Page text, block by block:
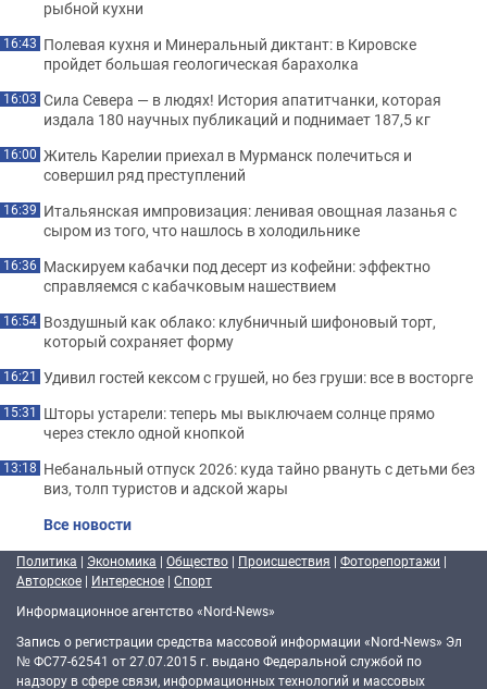
рыбной кухни
16:43 Полевая кухня и Минеральный диктант: в Кировске
пройдет большая геологическая барахолка
16:03 Сила Севера — в людях! История апатитчанки, которая
издала 180 научных публикаций и поднимает 187,5 кг
16:00 Житель Карелии приехал в Мурманск полечиться и
совершил ряд преступлений
16:39 Итальянская импровизация: ленивая овощная лазанья с
сыром из того, что нашлось в холодильнике
16:36 Маскируем кабачки под десерт из кофейни: эффектно
справляемся с кабачковым нашествием
16:54 Воздушный как облако: клубничный шифоновый торт,
который сохраняет форму
16:21 Удивил гостей кексом с грушей, но без груши: все в восторге
15:31 Шторы устарели: теперь мы выключаем солнце прямо
через стекло одной кнопкой
13:18 Небанальный отпуск 2026: куда тайно рвануть с детьми без
виз, толп туристов и адской жары
Все новости
Политика | Экономика | Общество | Происшествия | Фоторепортажи |
Авторское | Интересное | Спорт
Информационное агентство «Nord-News»
Запись о регистрации средства массовой информации «Nord-News» Эл
№ ФС77-62541 от 27.07.2015 г. выдано Федеральной службой по
надзору в сфере связи, информационных технологий и массовых